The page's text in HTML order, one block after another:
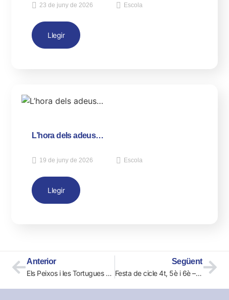
23 de juny de 2026 Escola
Llegir
L’hora dels adeus…
19 de juny de 2026 Escola
Llegir
Anterior
Els Peixos i les Tortugues anem d’excursió
Següent
Festa de cicle 4t, 5è i 6è – 8 de maig de 2026